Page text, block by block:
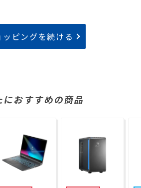
ッピングを続ける
におすすめの商品